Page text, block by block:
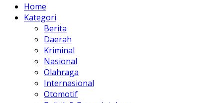
Home
Kategori
Berita
Daerah
Kriminal
Nasional
Olahraga
Internasional
Otomotif